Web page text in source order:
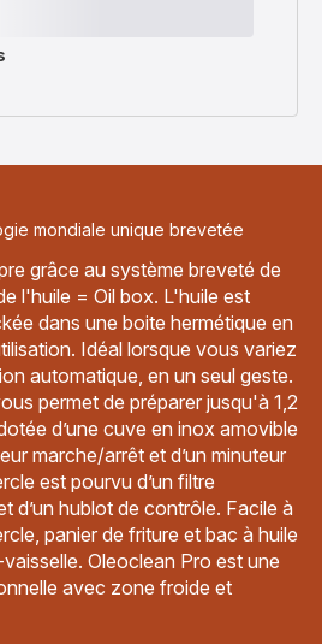
mondiale unique brevetée
grâce au système breveté de
l'huile = Oil box. L'huile est
dans une boite hermétique en
Idéal lorsque vous variez
automatique, en un seul geste.
permet de préparer jusqu'à 1,2
d’une cuve en inox amovible
marche/arrêt et d’un minuteur
est pourvu d’un filtre
d’un hublot de contrôle. Facile à
panier de friture et bac à huile
Oleoclean Pro est une
avec zone froide et